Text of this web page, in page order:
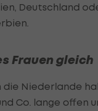
Deutschland
Frauen gleich
die Niederlande
Co. lange offen